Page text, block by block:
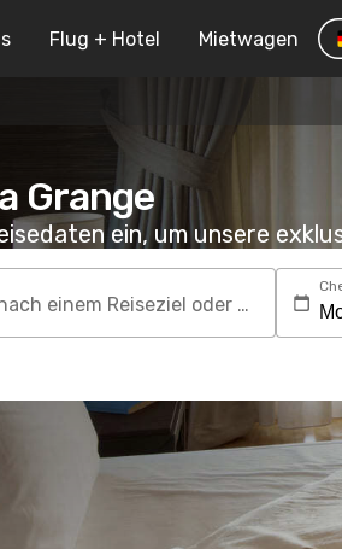
Flug + Hotel Mietwagen
Grange
ein, um unsere
Suchen Sie nach einem Reiseziel oder Hotel